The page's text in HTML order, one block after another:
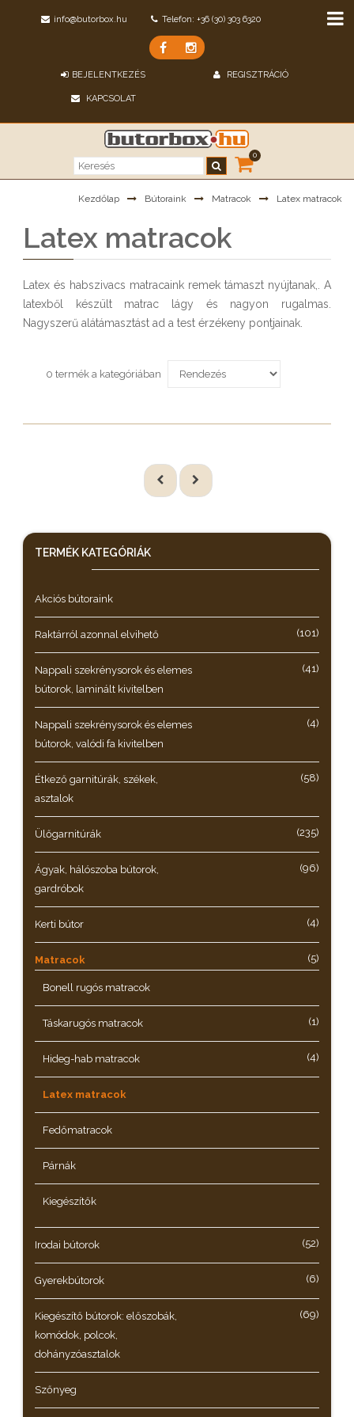
info@butorbox.hu Telefon: +36 (30) 303 6320
BEJELENTKEZÉS REGISZTRÁCIÓ
KAPCSOLAT
0
Kezdőlap Bútoraink Matracok Latex matracok
Latex matracok
Latex és habszivacs matracaink remek támaszt nyújtanak,. A
latexből készült matrac lágy és nagyon rugalmas.
Nagyszerű alátámasztást ad a test érzékeny pontjainak.
0 termék a kategóriában
TERMÉK KATEGÓRIÁK
Akciós bútoraink
Raktárról azonnal elvihető (101)
Nappali szekrénysorok és elemes
bútorok, laminált kivitelben
(41)
Nappali szekrénysorok és elemes
bútorok, valódi fa kivitelben
(4)
Étkező garnitúrák, székek,
asztalok
(58)
Ülőgarnitúrák (235)
Ágyak, hálószoba bútorok,
gardróbok
(96)
Kerti bútor (4)
Matracok (5)
Bonell rugós matracok
Táskarugós matracok (1)
Hideg-hab matracok (4)
Latex matracok
Fedőmatracok
Párnák
Kiegészítők
Irodai bútorok (52)
Gyerekbútorok (6)
Kiegészítő bútorok: előszobák,
komódok, polcok,
dohányzóasztalok
(69)
Szőnyeg